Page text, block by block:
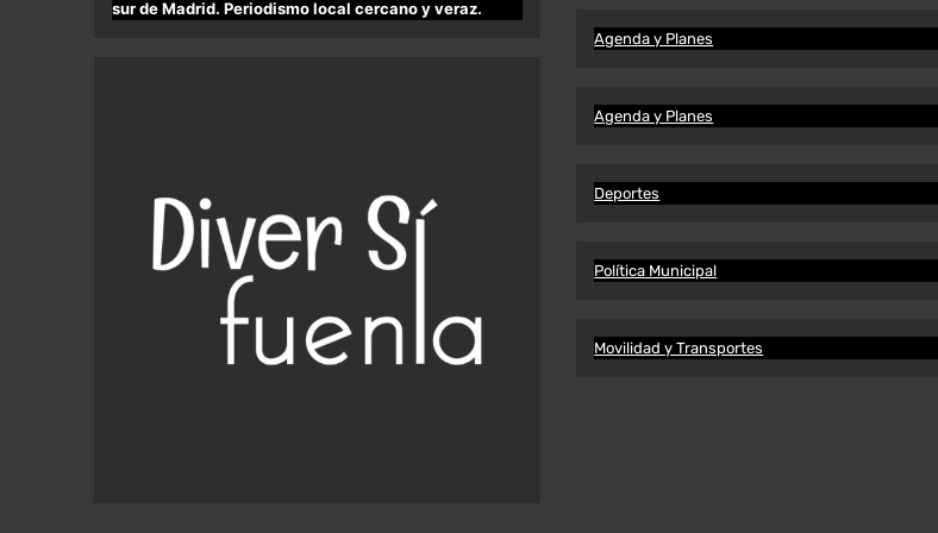
sur de Madrid. Periodismo local cercano y veraz.
Agenda y Planes
Agenda y Planes
Deportes
Política Municipal
Movilidad y Transportes